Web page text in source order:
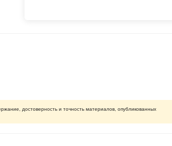
достоверность и точность материалов, опубликованных